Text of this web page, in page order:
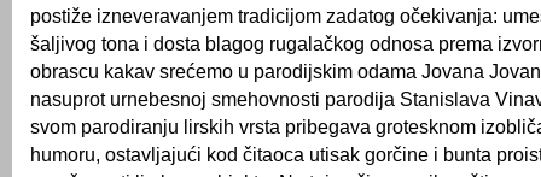
postiže izneveravanjem tradicijom zadatog očekivanja:
šaljivog tona i dosta blagog rugalačkog odnosa prema
obrascu kakav srećemo u parodijskim odama Jovana
nasuprot urnebesnoj smehovnosti parodija Stanislava
svom parodiranju lirskih vrsta pribegava grotesknom
humoru, ostavljajući kod čitaoca utisak gorčine i bunta